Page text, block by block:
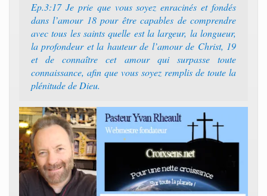
Ep.3:17 Je prie que vous soyez enracinés et fondés
dans l’amour 18 pour être capables de comprendre
avec tous les saints quelle est la largeur, la longueur,
la profondeur et la hauteur de l’amour de Christ, 19
et de connaître cet amour qui surpasse toute
connaissance, afin que vous soyez remplis de toute la
plénitude de Dieu.